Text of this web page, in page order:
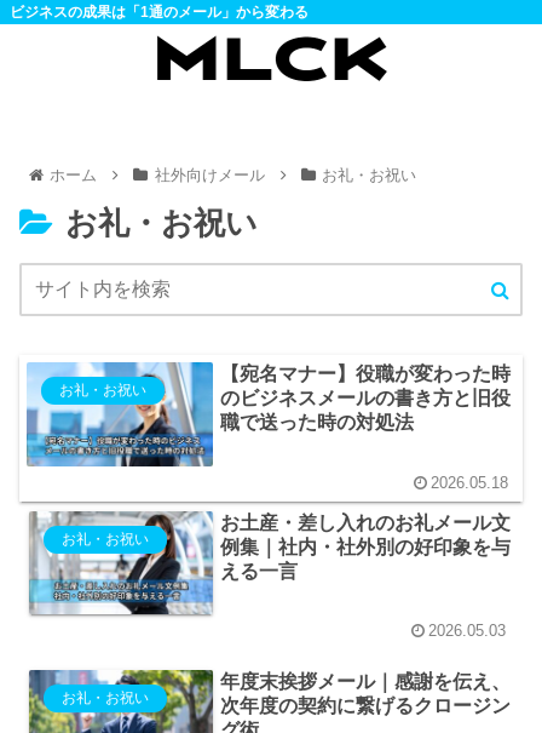
ビジネスの成果は「1通のメール」から変わる
ホーム 社外向けメール お礼・お祝い
お礼・お祝い
お礼・お祝い
【宛名マナー】役職が変わった時
のビジネスメールの書き方と旧役
職で送った時の対処法
2026.05.18
お礼・お祝い
お土産・差し入れのお礼メール文
例集｜社内・社外別の好印象を与
える一言
2026.05.03
お礼・お祝い
年度末挨拶メール｜感謝を伝え、
次年度の契約に繋げるクロージン